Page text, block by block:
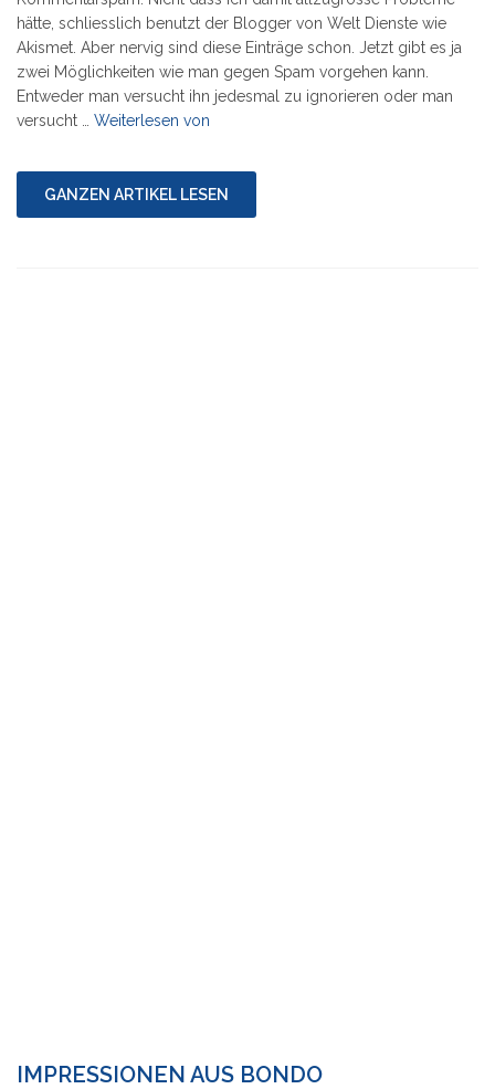
hätte, schliesslich benutzt der Blogger von Welt Dienste wie
Akismet. Aber nervig sind diese Einträge schon. Jetzt gibt es ja
zwei Möglichkeiten wie man gegen Spam vorgehen kann.
Entweder man versucht ihn jedesmal zu ignorieren oder man
versucht … Weiterlesen von
GANZEN ARTIKEL LESEN
IMPRESSIONEN AUS BONDO